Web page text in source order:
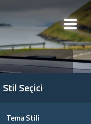
Stil Seçici
Tema Stili